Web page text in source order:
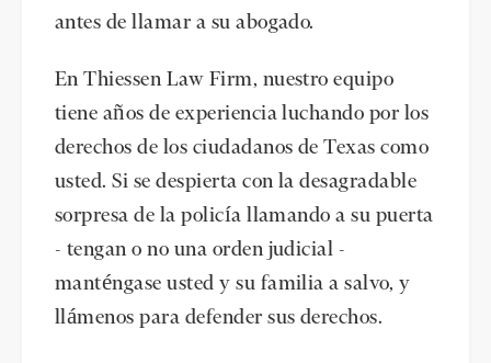
antes de llamar a su abogado.
En Thiessen Law Firm, nuestro equipo
tiene años de experiencia luchando por los
derechos de los ciudadanos de Texas como
usted. Si se despierta con la desagradable
sorpresa de la policía llamando a su puerta
- tengan o no una orden judicial -
manténgase usted y su familia a salvo, y
llámenos para defender sus derechos.